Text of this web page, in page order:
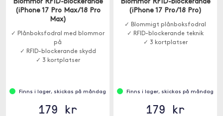
Blommor RFID-blockerande
(iPhone 17 Pro Max/18 Pro
Max)
✓ Plånboksfodral med blommor
på
✓ RFID-blockerande skydd
✓ 3 kortplatser
Finns i lager, skickas på måndag
179 kr
Blommor RFID-blockerande
(iPhone 17 Pro/18 Pro)
✓ Blommigt plånboksfodral
✓ RFID-blockerande teknik
✓ 3 kortplatser
Finns i lager, skickas på måndag
179 kr